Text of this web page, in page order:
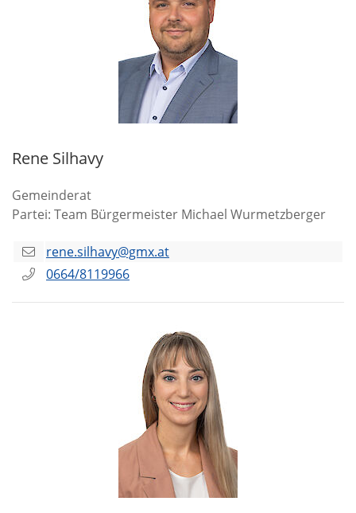
Rene Silhavy
Gemeinderat
Partei: Team Bürgermeister Michael Wurmetzberger
rene.silhavy@gmx.at
0664/8119966